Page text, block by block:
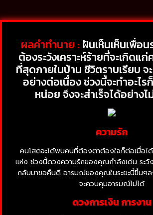
ผลคำทำนาย : ฝันเห็นเห็นเพื่อ
ต้องระวังเคราะห์ร้ายที่จะเกิดแ
ที่สุดภายในบ้าน ชีวิตราบเรียบ
อย่างต่อเนื่อง ช่วงนี้จะทำอะไ
หน่อย จึงจะสำเร็จได้อย่าง
ความรัก
คนโสดจะได้พบคนที่ต้องตาต้องใจก็ต่อเมื่อไ
แห่ง ช่วงนี้ดวงความรักของคุณกำลังเด่น ระวั
กลับมาขอคืนดี อารมณ์ของคุณในระยะนี้ขึ้นๆ
จะควบคุมอารมณ์ไม่ได้
ดวงการเงิน การงาน